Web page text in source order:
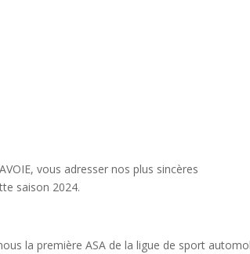
vous adresser nos plus sincères
saison 2024.
la première ASA de la ligue de sport